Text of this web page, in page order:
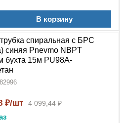
В корзину
спиральная с БРС
синяя Pnevmo NBPT
бухта 15м PU98A-
₽/шт 4 099,44 ₽